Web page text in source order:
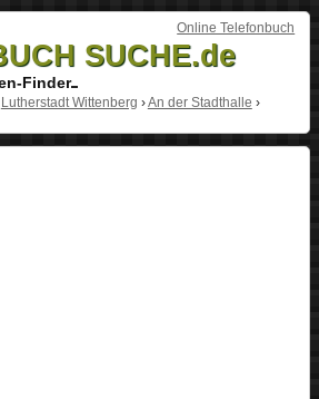
Online Telefonbuch
SUCHE.de
Finder
Lutherstadt Wittenberg ›An der Stadthalle ›